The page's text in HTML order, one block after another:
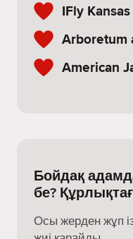
IFly
Arboretum
American
Бойдақ
бе?
Осы жерден жұп